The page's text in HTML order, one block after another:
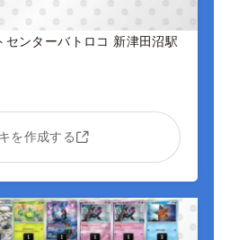
ンターバトロコ 新津田沼駅
を作成する